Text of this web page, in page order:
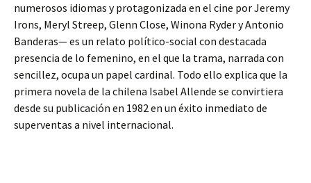
numerosos idiomas y protagonizada en el cine por Jeremy
Irons, Meryl Streep, Glenn Close, Winona Ryder y Antonio
Banderas— es un relato político-social con destacada
presencia de lo femenino, en el que la trama, narrada con
sencillez, ocupa un papel cardinal. Todo ello explica que la
primera novela de la chilena Isabel Allende se convirtiera
desde su publicación en 1982 en un éxito inmediato de
superventas a nivel internacional.